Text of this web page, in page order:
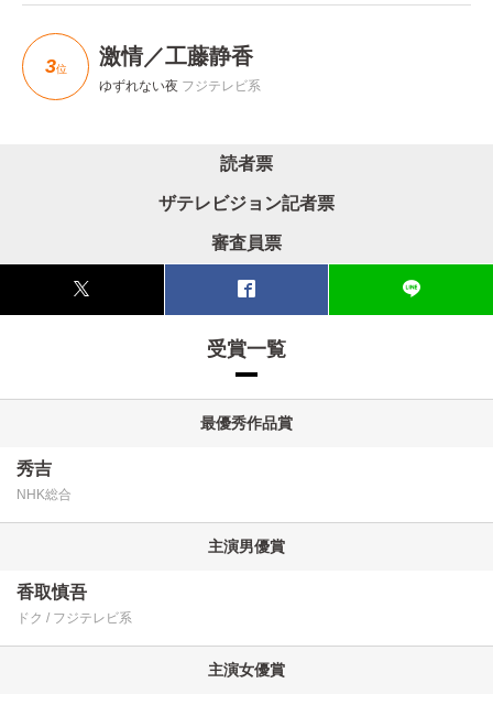
3位
激情／工藤静香
ゆずれない夜 フジテレビ系
読者票
ザテレビジョン記者票
審査員票
受賞一覧
最優秀作品賞
秀吉
NHK総合
主演男優賞
香取慎吾
ドク フジテレビ系
主演女優賞